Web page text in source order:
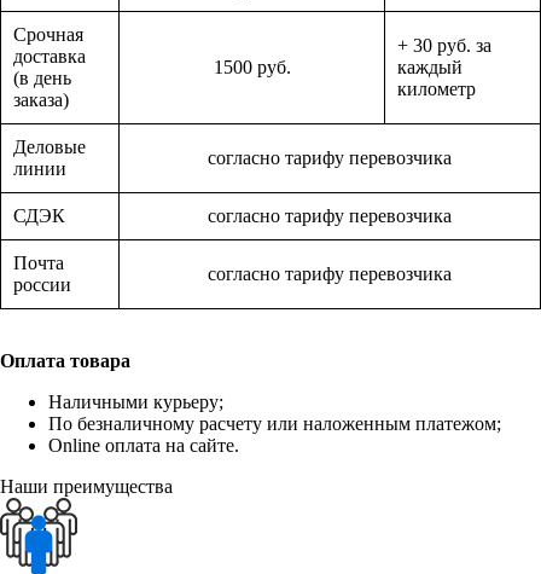
Срочная
доставка
(в день
заказа)
1500 руб.
+ 30 руб. за
каждый
километр
Деловые
линии
согласно тарифу перевозчика
СДЭК согласно тарифу перевозчика
Почта
россии
согласно тарифу перевозчика
Оплата товара
Наличными курьеру;
По безналичному расчету или наложенным платежом;
Online оплата на сайте.
Наши преимущества